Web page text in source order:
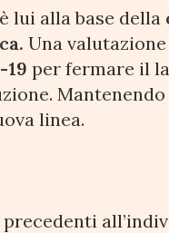
lui alla base della
Una
19 per fermare il
Mantenendo
linea.